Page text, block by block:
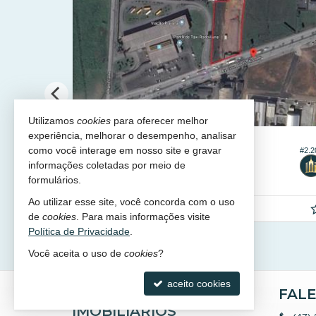
#2.230
CAMBORIÚ -VÁRZEA DO RANCHINHO
R$ 1.100.000,
AP NEGÓCIOS
IMOBILIÁRIOS
Utilizamos cookies para oferecer melhor
experiência, melhorar o desempenho, analisar
como você interage em nosso site e gravar
informações coletadas por meio de
formulários.
Ao utilizar esse site, você concorda com o uso
de cookies . Para mais informações visite
Política de Privacidade
Você aceita o uso de cookies?
aceito cookies